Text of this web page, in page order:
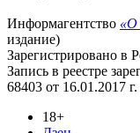
Информагентство «О
издание)
Зарегистрировано в
Запись в реестре
68403 от 16.01.2017 г.
18+